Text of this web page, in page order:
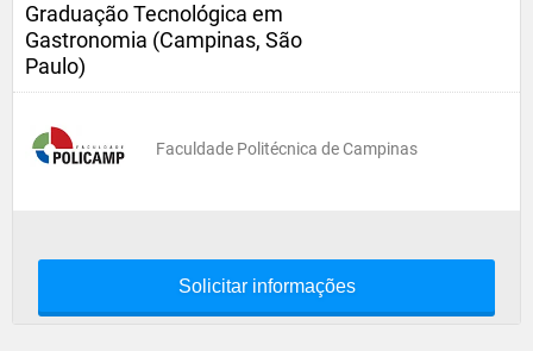
Graduação Tecnológica em
Gastronomia (Campinas, São
Paulo)
Faculdade Politécnica de Campinas
Solicitar informações